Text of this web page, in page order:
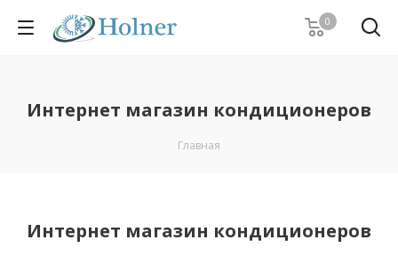
0
Интернет магазин кондиционеров
Главная
Интернет магазин кондиционеров